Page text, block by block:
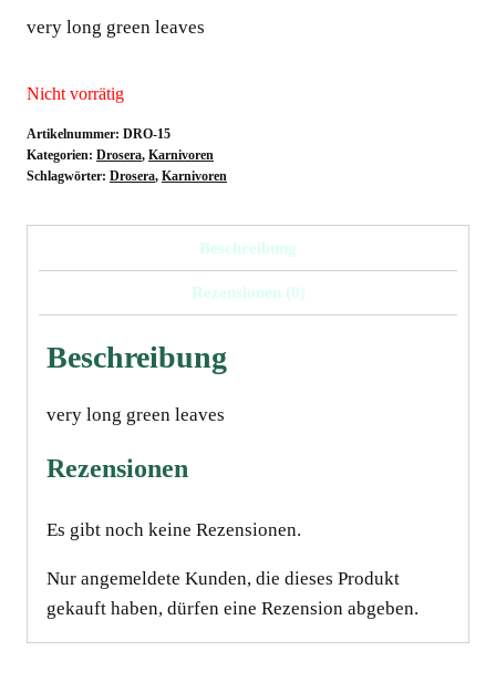
very long green leaves
Nicht vorrätig
Artikelnummer: DRO-15
Kategorien: Drosera, Karnivoren
Schlagwörter: Drosera, Karnivoren
Beschreibung
Rezensionen (0)
Beschreibung
very long green leaves
Rezensionen
Es gibt noch keine Rezensionen.
Nur angemeldete Kunden, die dieses Produkt
gekauft haben, dürfen eine Rezension abgeben.